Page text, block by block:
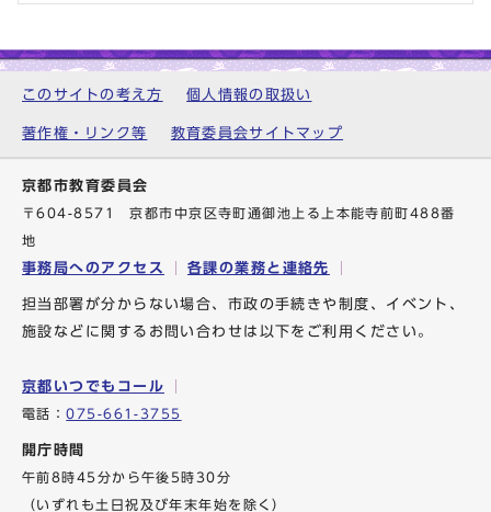
このサイトの考え方 個人情報の取扱い
著作権・リンク等 教育委員会サイトマップ
京都市教育委員会
〒604-8571 京都市中京区寺町通御池上る上本能寺前町488番
地
事務局へのアクセス 各課の業務と連絡先
担当部署が分からない場合、市政の手続きや制度、イベント、
施設などに関するお問い合わせは以下をご利用ください。
京都いつでもコール
電話：075-661-3755
開庁時間
午前8時45分から午後5時30分
（いずれも土日祝及び年末年始を除く）